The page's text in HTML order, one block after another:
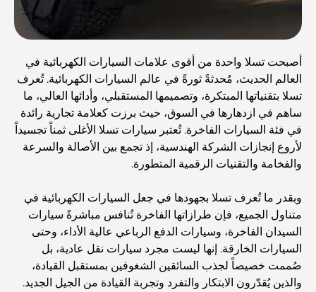
أصبحت تسلا واحدة من أقوى علامات السيارات الكهربائية في
العالم الحديث، مُحدثةً ثورةً في عالم السيارات الكهربائية. تُعرف
تسلا بتقنياتها المبتكرة، وتصميمها المستقبلي، وأدائها العالي، ما
ساهم في ازدهارها في السوق، حيث برزت كعلامة تجارية رائدة
في فئة السيارات الفاخرة. تُعتبر سيارات تسلا الأغلى ثمناً تجسيداً
لأروع إنجازات الشركة الهندسية، إذ تجمع بين الأصالة والسرعة
والفخامة والتقنيات الرقمية المتطورة.
وبقدر ما تُعرف تسلا بجهودها في جعل السيارات الكهربائية في
متناول الجميع، فإن طرازاتها الفاخرة تُنافس مباشرةً سيارات
السيدان الفاخرة، وسيارات الدفع الرباعي عالية الأداء، وحتى
السيارات الخارقة. إنها ليست مجرد سيارات نقل عادية، بل
صُممت خصيصاً لجذب السائقين الشغوفين بمستقبل القيادة،
والذين يُقدّرون الابتكار والتفرد وتجربة القيادة من الجيل الجديد.